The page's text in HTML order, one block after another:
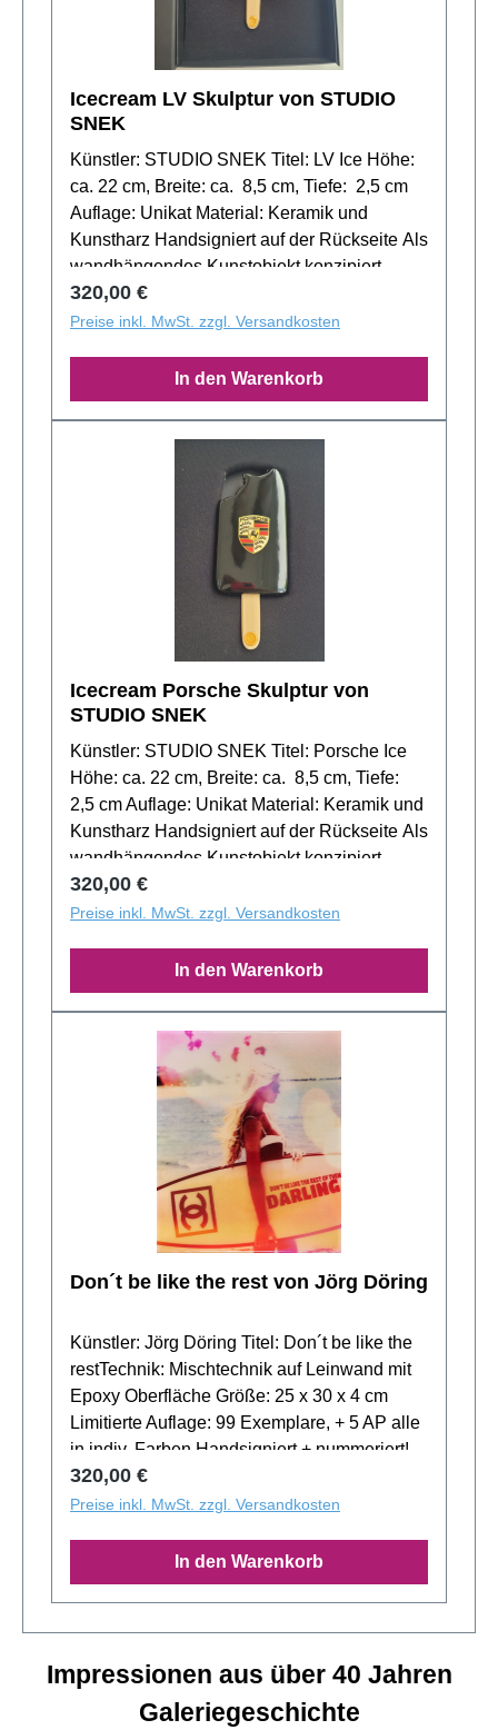
Icecream LV Skulptur von STUDIO
SNEK
Künstler: STUDIO SNEK Titel: LV Ice Höhe:
ca. 22 cm, Breite: ca. 8,5 cm, Tiefe: 2,5 cm
Auflage: Unikat Material: Keramik und
Kunstharz Handsigniert auf der Rückseite Als
wandhängendes Kunstobjekt konzipiert,
entfaltet die Skulptur ihre volle Wirkung als
Blickfang. Die Lieferung erfolgt im originalen
Werk auch als besondere Geschenkidee
perfekt abrundet.
Regulärer Preis:
320,00 €
Preise inkl. MwSt. zzgl. Versandkosten
In den Warenkorb
Icecream Porsche Skulptur von
STUDIO SNEK
Künstler: STUDIO SNEK Titel: Porsche Ice
Höhe: ca. 22 cm, Breite: ca. 8,5 cm, Tiefe:
2,5 cm Auflage: Unikat Material: Keramik und
Kunstharz Handsigniert auf der Rückseite Als
wandhängendes Kunstobjekt konzipiert,
entfaltet die Skulptur ihre volle Wirkung als
Blickfang. Die Lieferung erfolgt im originalen
Werk auch als besondere Geschenkidee
perfekt abrundet.
Regulärer Preis:
320,00 €
Preise inkl. MwSt. zzgl. Versandkosten
In den Warenkorb
Don´t be like the rest von Jörg Döring
Künstler: Jörg Döring Titel: Don´t be like the
restTechnik: Mischtechnik auf Leinwand mit
Epoxy Oberfläche Größe: 25 x 30 x 4 cm
Limitierte Auflage: 99 Exemplare, + 5 AP alle
in indiv. Farben Handsigniert + nummeriert!
Regulärer Preis:
320,00 €
Preise inkl. MwSt. zzgl. Versandkosten
In den Warenkorb
Impressionen aus über 40 Jahren
Galeriegeschichte